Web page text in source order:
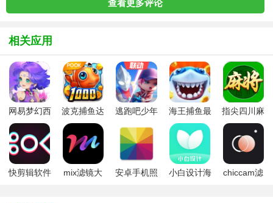
查看更多评论
相关应用
网易梦幻西
游手游
波克捕鱼达
人千炮版
2022微信版
本
逃跑吧少年
版
海王捕鱼最
新版官方正
版
指尖四川麻
将app最新
版
快剪辑软件
mix滤镜大
安卓手机照
小白设计海
chiccam滤